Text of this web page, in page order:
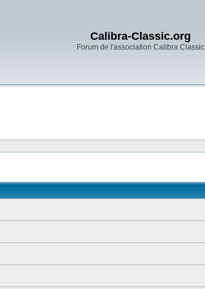
Calibra-Classic.org
Forum de l'association Calibra Classic